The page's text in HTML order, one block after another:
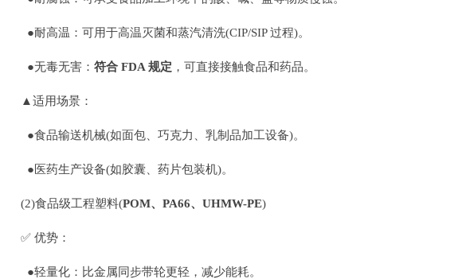
●耐高温：可用于高温灭菌和蒸汽清洗(CIP/SIP 过程)。
●无毒无害： 符合 FDA 规定 ，可直接接触食品和药品。
▲适用场景：
●食品输送机械(如面包、巧克力、乳制品加工设备)。
●医药生产设备(如胶囊、药片包装机)。
(2)食品级工程塑料(POM、PA66、UHMW-PE)
✅ 优势：
●轻量化：比金属同步带轮更轻，减少能耗。